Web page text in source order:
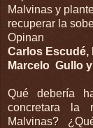
Malvinas y
recuperar la
Opinan
Carlos Escudé,
Marcelo Gullo
Qué debería
concretara la
Malvinas?